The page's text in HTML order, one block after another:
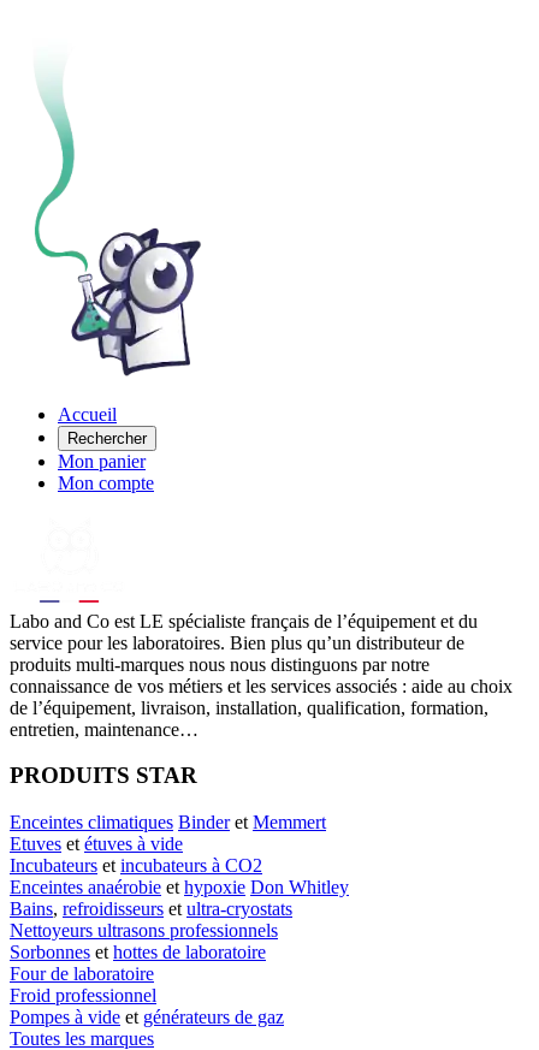
Accueil
Rechercher
Mon panier
Mon compte
Labo and Co est LE spécialiste français de l’équipement et du
service pour les laboratoires. Bien plus qu’un distributeur de
produits multi-marques nous nous distinguons par notre
connaissance de vos métiers et les services associés : aide au choix
de l’équipement, livraison, installation, qualification, formation,
entretien, maintenance…
PRODUITS STAR
Enceintes climatiques Binderet Memmert
Etuves et étuves à vide
Incubateurs et incubateurs à CO2
Enceintes anaérobie et hypoxie Don Whitley
Bains, refroidisseurs et ultra-cryostats
Nettoyeurs ultrasons professionnels
Sorbonnes et hottes de laboratoire
Four de laboratoire
Froid professionnel
Pompes à vide et générateurs de gaz
Toutes les marques